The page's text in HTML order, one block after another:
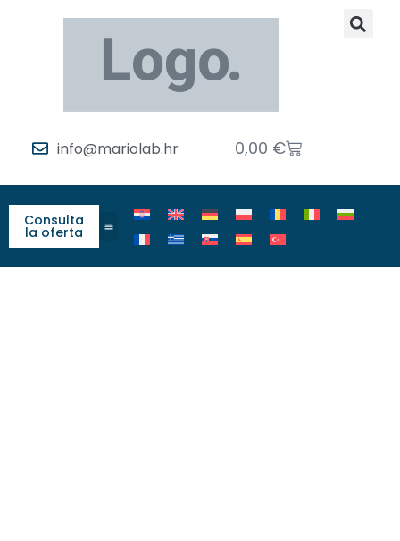
info@mariolab.hr 0,00 €
Consulta
la oferta